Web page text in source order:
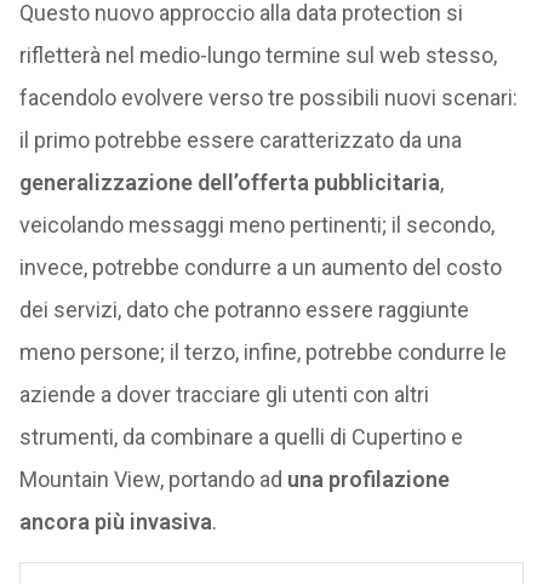
Questo nuovo approccio alla data protection si
rifletterà nel medio-lungo termine sul web stesso,
facendolo evolvere verso tre possibili nuovi scenari:
il primo potrebbe essere caratterizzato da una
generalizzazione dell’offerta pubblicitaria,
veicolando messaggi meno pertinenti; il secondo,
invece, potrebbe condurre a un aumento del costo
dei servizi, dato che potranno essere raggiunte
meno persone; il terzo, infine, potrebbe condurre le
aziende a dover tracciare gli utenti con altri
strumenti, da combinare a quelli di Cupertino e
Mountain View, portando ad una profilazione
ancora più invasiva.